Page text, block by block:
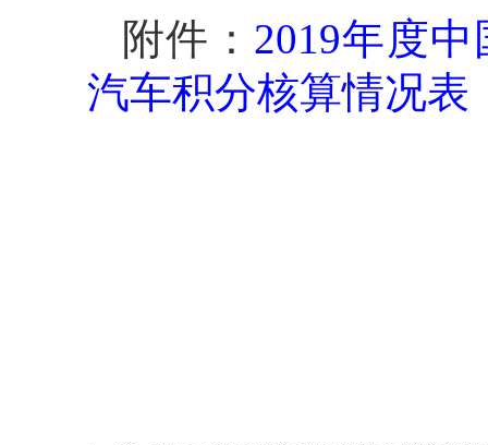
附件： 2019年度
汽车积分核算情况表